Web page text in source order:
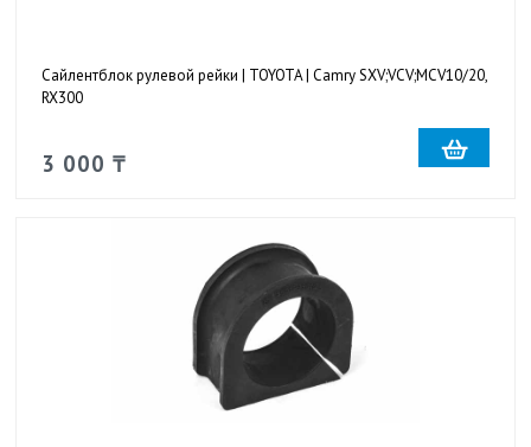
Сайлентблок рулевой рейки | TOYOTA | Camry SXV;VCV;MCV10/20,
RX300
3 000 ₸